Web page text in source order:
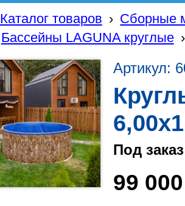
Каталог товаров › Сборные
Бассейны LAGUNA круглые ›
Артикул:
Под заказ
99 000